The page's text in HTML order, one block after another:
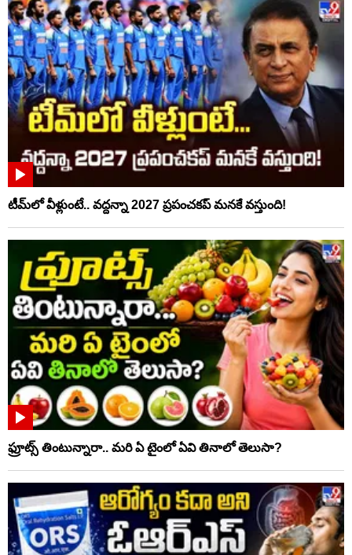
టీమ్‌లో వీళ్లుంటే.. వద్దన్నా 2027 ప్రపంచకప్‌ మనకే వస్తుంది!
ఫ్రూట్స్‌ తింటున్నారా.. మరి ఏ టైంలో ఏవి తినాలో తెలుసా?